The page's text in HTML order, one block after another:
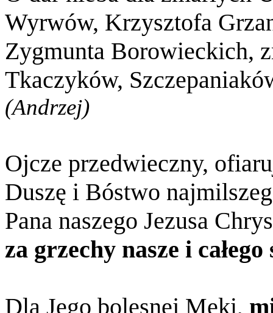
Wyrwów, Krzysztofa
Zygmunta Borowieckich,
Tkaczyków,
(Andrzej)
Ojcze przedwieczny,
Duszę i Bóstwo
Pana naszego Jezusa
za grzechy nasze i
Dla Jego bolesnej Męki,